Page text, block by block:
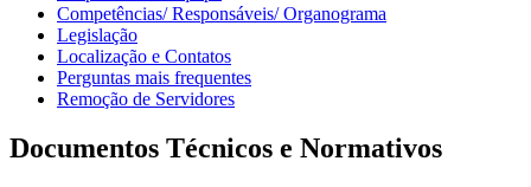
Competências/ Responsáveis/ Organograma
Legislação
Localização e Contatos
Perguntas mais frequentes
Remoção de Servidores
Documentos Técnicos e Normativos